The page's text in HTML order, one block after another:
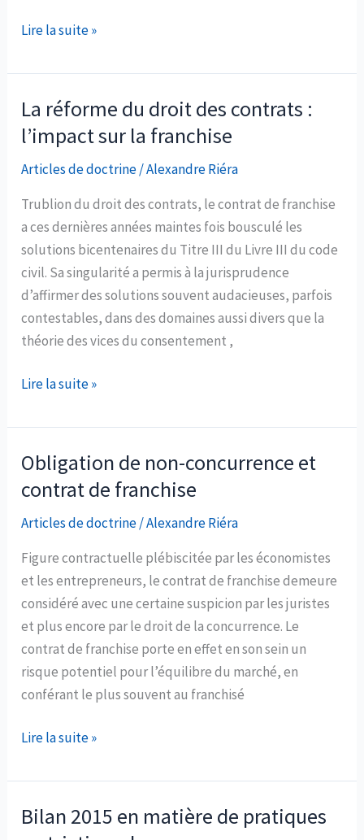
insérée
contrat
de
franchise
Franchisés
et
profanes
(Com.
5
janvier
n°14-
15.700
à
14-
15.708
et
14-
Lire la suite »
La réforme du droit des contrats :
l’impact sur la franchise
Articles de doctrine/Alexandre Riéra
Trublion du droit des contrats, le contrat de franchise
a ces dernières années maintes fois bousculé les
solutions bicentenaires du Titre III du Livre III du code
civil. Sa singularité a permis à la jurisprudence
d’affirmer des solutions souvent audacieuses, parfois
contestables, dans des domaines aussi divers que la
théorie des vices du consentement ,
La
du
droit
des
contrats
:
sur
la
franchise
Lire la suite »
Obligation de non-concurrence et
contrat de franchise
Articles de doctrine/Alexandre Riéra
Figure contractuelle plébiscitée par les économistes
et les entrepreneurs, le contrat de franchise demeure
considéré avec une certaine suspicion par les juristes
et plus encore par le droit de la concurrence. Le
contrat de franchise porte en effet en son sein un
risque potentiel pour l’équilibre du marché, en
conférant le plus souvent au franchisé
Obligation
non-
concurrence
et
Lire la suite »
Bilan 2015 en matière de pratiques